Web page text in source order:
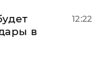
в
12:22